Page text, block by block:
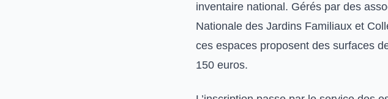
inventaire national. Gérés par des
Nationale des Jardins Familiaux et
ces espaces proposent des surfaces
150 euros.